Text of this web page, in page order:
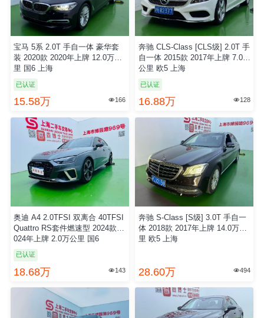
宝马 5系 2.0T 手自一体 豪华套
装 2020款 2020年上牌 12.0万公
里 国6 上海
已认证
15.58万  166
奔驰 CLS-Class [CLS级] 2.0T 手
自一体 2015款 2017年上牌 7.0万
公里 欧5 上海
已认证
16.88万  128
奥迪 A4 2.0TFSI 双离合 40TFSI
Quattro RS套件燃速型 2024款 2
024年上牌 2.0万公里 国6
已认证
18.68万  143
奔驰 S-Class [S级] 3.0T 手自一
体 2018款 2017年上牌 14.0万公
里 欧5 上海
28.60万 494